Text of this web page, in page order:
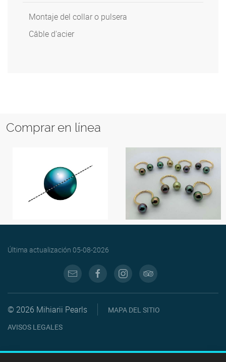
Montaje del collar o pulsera
Câble d'acier
Comprar en línea
Última actualización 05-08-2026
© 2026 Mihiarii Pearls
MAPA DEL SITIO
AVISOS LEGALES